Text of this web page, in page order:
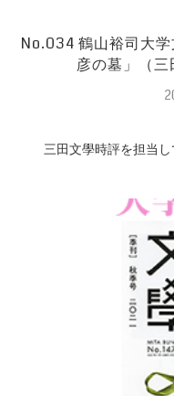
No.034 鶴山裕司大
彦の墓」（三
三田文學時評を担当し